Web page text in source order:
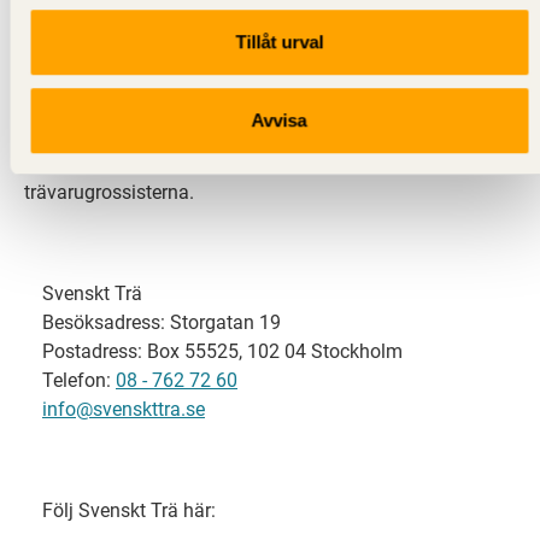
Tillåt urval
Avvisa
Svenskt Trä representerar svensk sågverksindustri
och är en del av branschorganisationen
svensk limträ-, KL-trä- och förpackningsindustri samt
trävarugrossisterna.
Svenskt Trä
Besöksadress: Storgatan 19
Postadress: Box 55525, 102 04 Stockholm
Telefon: 08 - 762 72 60
info@svenskttra.se
Följ Svenskt Trä här: